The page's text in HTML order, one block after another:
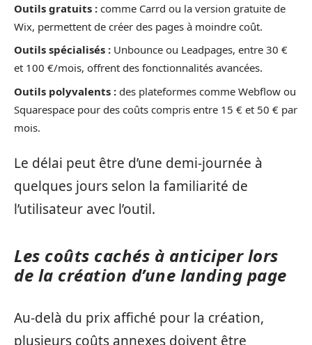
Outils gratuits : comme Carrd ou la version gratuite de
Wix, permettent de créer des pages à moindre coût.
Outils spécialisés : Unbounce ou Leadpages, entre 30 €
et 100 €/mois, offrent des fonctionnalités avancées.
Outils polyvalents : des plateformes comme Webflow ou
Squarespace pour des coûts compris entre 15 € et 50 € par
mois.
Le délai peut être d’une demi-journée à
quelques jours selon la familiarité de
l’utilisateur avec l’outil.
Les coûts cachés à anticiper lors
de la création d’une landing page
Au-delà du prix affiché pour la création,
plusieurs coûts annexes doivent être